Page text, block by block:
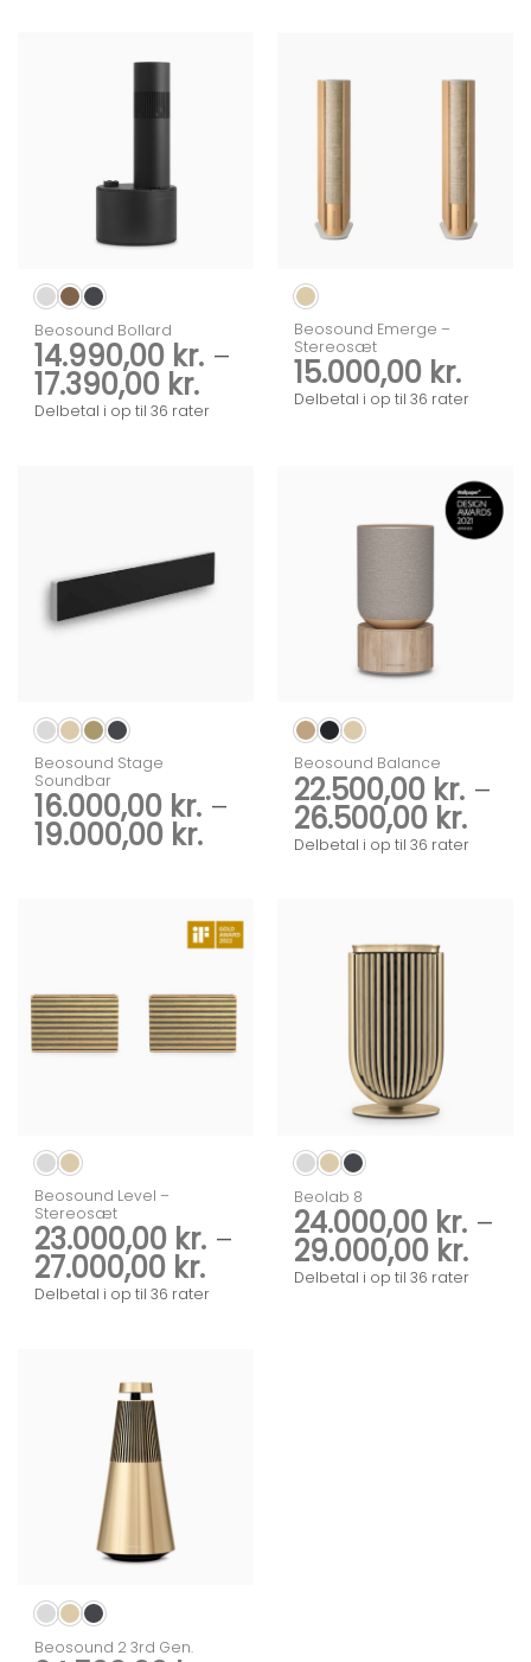
Beosound Bollard
14.990,00 kr. –
17.390,00 kr.Prisinterval:
14.990,00 kr.
Delbetal i op til 36 rater
Beosound Emerge –
Stereosæt
15.000,00 kr.
Delbetal i op til 36 rater
Beosound Stage
Soundbar
16.000,00 kr. –
19.000,00 kr.Prisinterval:
16.000,00 kr.
19.000,00 kr.
Beosound Balance
22.500,00 kr. –
26.500,00 kr.
Delbetal i op til 36 rater
Beosound Level –
Stereosæt
23.000,00 kr. –
27.000,00 kr.Prisinterval:
23.000,00 kr.
Delbetal i op til 36 rater
Beolab 8
24.000,00 kr. –
29.000,00 kr.
Delbetal i op til 36 rater
Beosound 2 3rd Gen.